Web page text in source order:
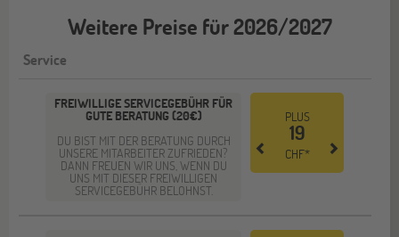
Weitere Preise für 2026/2027
Service
FREIWILLIGE SERVICEGEBÜHR FÜR
GUTE BERATUNG (20€)
DU BIST MIT DER BERATUNG DURCH
UNSERE MITARBEITER ZUFRIEDEN?
DANN FREUEN WIR UNS, WENN DU
UNS MIT DIESER FREIWILLIGEN
SERVICEGEBÜHR BELOHNST.
PLUS
19
CHF*